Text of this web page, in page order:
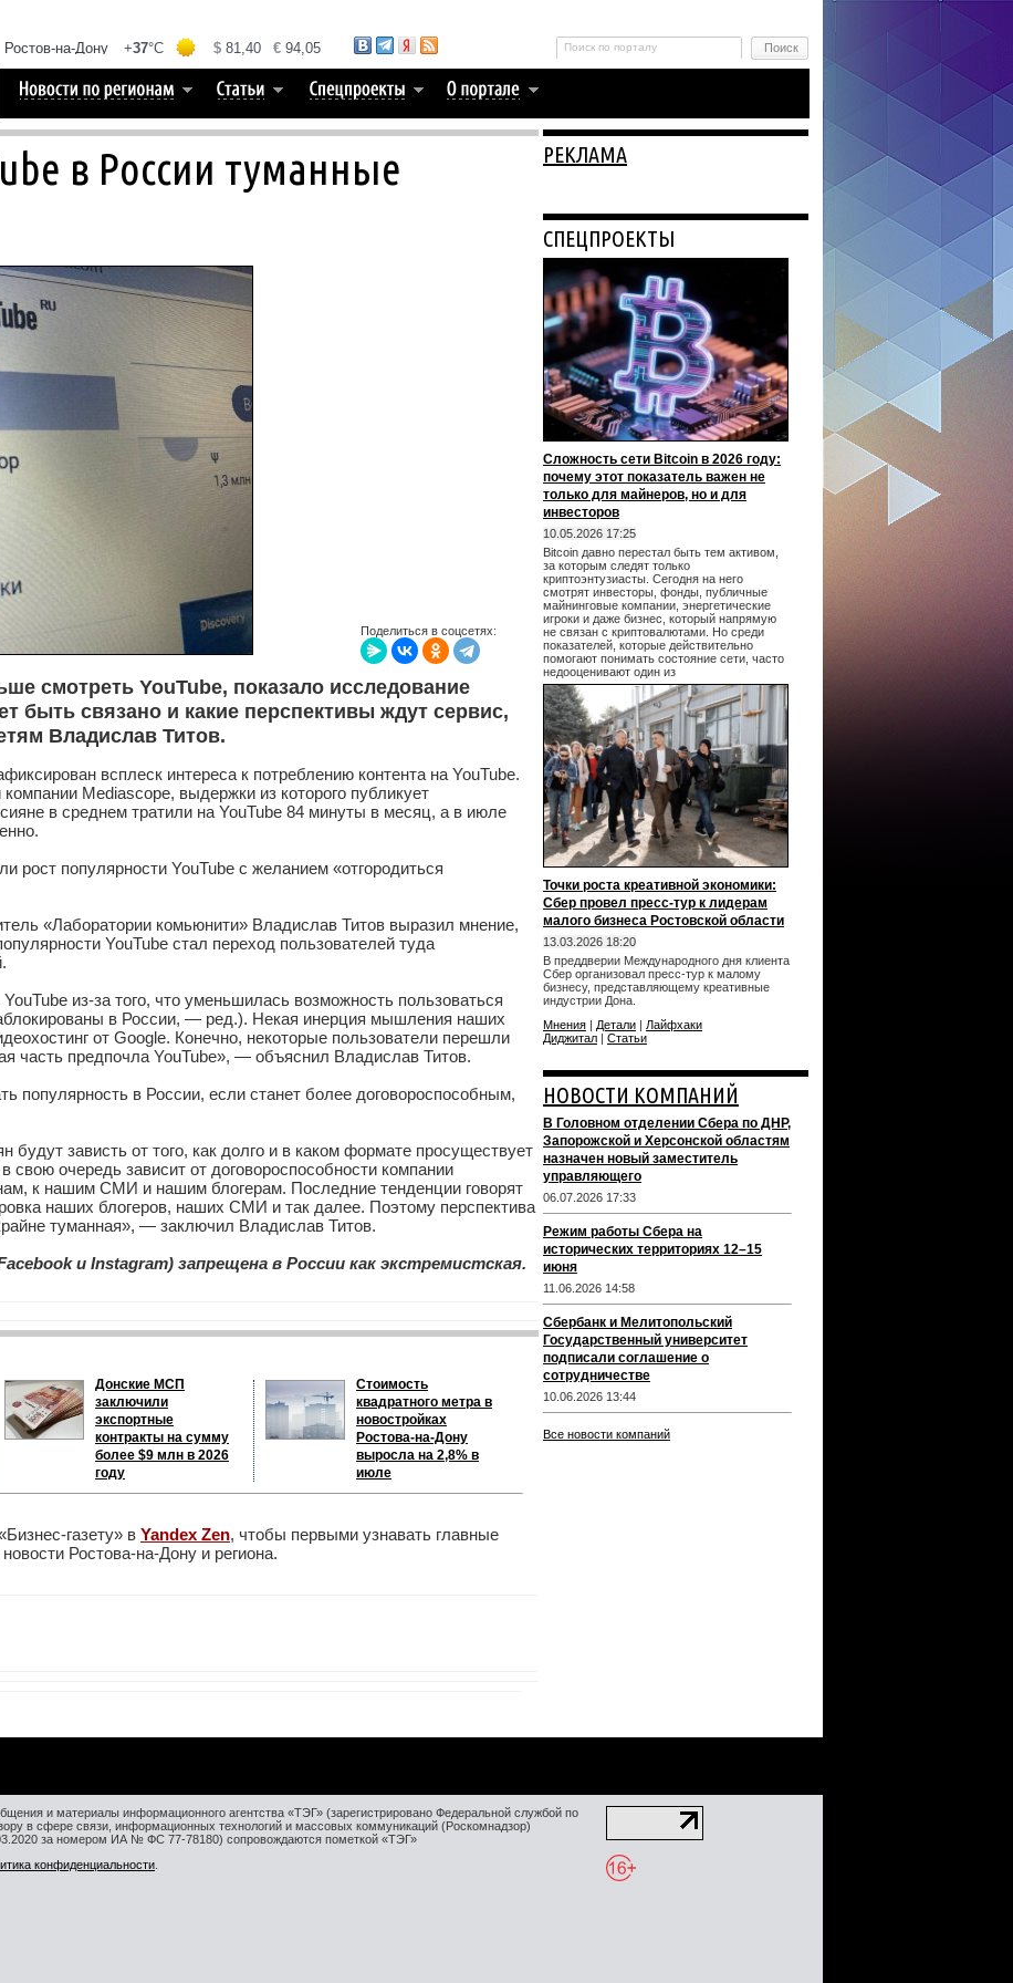
в России туманные
Поделиться в соцсетях:
смотреть YouTube, показало исследование
быть связано и какие перспективы ждут сервис,
Владислав Титов.
всплеск интереса к потреблению контента на YouTube.
Mediascope, выдержки из которого публикует
в среднем тратили на YouTube 84 минуты в месяц, а в июле
рост популярности YouTube с желанием «отгородиться
«Лаборатории комьюнити» Владислав Титов выразил мнение,
YouTube стал переход пользователей туда
из-за того, что уменьшилась возможность пользоваться
в России, — ред.). Некая инерция мышления наших
от Google. Конечно, некоторые пользователи перешли
часть предпочла YouTube», — объяснил Владислав Титов.
популярность в России, если станет более договороспособным,
будут зависть от того, как долго и в каком формате просуществует
свою очередь зависит от договороспособности компании
к нашим СМИ и нашим блогерам. Последние тенденции говорят
наших блогеров, наших СМИ и так далее. Поэтому перспектива
туманная», — заключил Владислав Титов.
и Instagram) запрещена в России как экстремистская.
Донские МСП
заключили
экспортные
контракты на сумму
более $9 млн в 2026
году
Стоимость
квадратного метра в
новостройках
Ростова-на-Дону
выросла на 2,8% в
июле
газету» в Yandex Zen, чтобы первыми узнавать главные
Ростова-на-Дону и региона.
РЕКЛАМА
СПЕЦПРОЕКТЫ
Сложность сети Bitcoin в 2026 году:
почему этот показатель важен не
только для майнеров, но и для
инвесторов
10.05.2026 17:25
Bitcoin давно перестал быть тем активом,
за которым следят только
криптоэнтузиасты. Сегодня на него
смотрят инвесторы, фонды, публичные
майнинговые компании, энергетические
игроки и даже бизнес, который напрямую
не связан с криптовалютами. Но среди
показателей, которые действительно
помогают понимать состояние сети, часто
недооценивают один из
Точки роста креативной экономики:
Сбер провел пресс-тур к лидерам
малого бизнеса Ростовской области
13.03.2026 18:20
В преддверии Международного дня клиента
Сбер организовал пресс-тур к малому
бизнесу, представляющему креативные
индустрии Дона.
Мнения | Детали | Лайфхаки
Диджитал | Статьи
НОВОСТИ КОМПАНИЙ
В Головном отделении Сбера по ДНР,
Запорожской и Херсонской областям
назначен новый заместитель
управляющего
06.07.2026 17:33
Режим работы Сбера на
исторических территориях 12–15
июня
11.06.2026 14:58
Сбербанк и Мелитопольский
Государственный университет
подписали соглашение о
сотрудничестве
10.06.2026 13:44
Все новости компаний
и материалы информационного агентства «ТЭГ» (зарегистрировано Федеральной службой по
в сфере связи, информационных технологий и массовых коммуникаций (Роскомнадзор)
за номером ИА № ФС 77-78180) сопровождаются пометкой «ТЭГ»
конфиденциальности